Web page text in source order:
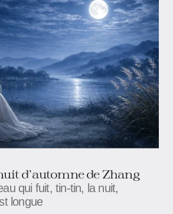
d’automne de Zhang
qui fuit, tin-tin, la nuit,
longue